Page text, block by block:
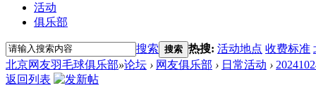
活动
俱乐部
搜索 搜索 热搜: 活动地点 收费标准
北京网友羽毛球俱乐部»论坛 › 网友俱乐部 › 日常活动 ›
返回列表